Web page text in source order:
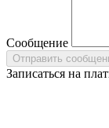
Сообщение
Записаться на